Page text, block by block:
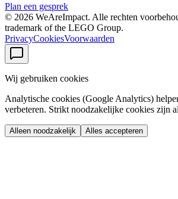
Plan een gesprek
© 2026 WeAreImpact. Alle rechten
trademark of the LEGO Group.
PrivacyCookiesVoorwaarden
Wij gebruiken cookies
Analytische cookies (Google Analytics)
verbeteren. Strikt noodzakelijke cookies zijn
Alleen noodzakelijk Alles accepteren